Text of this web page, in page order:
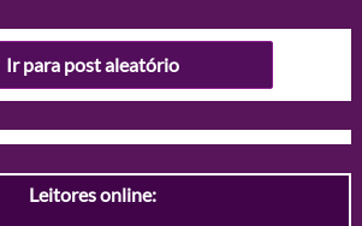
Ir para post aleatório
Leitores online: